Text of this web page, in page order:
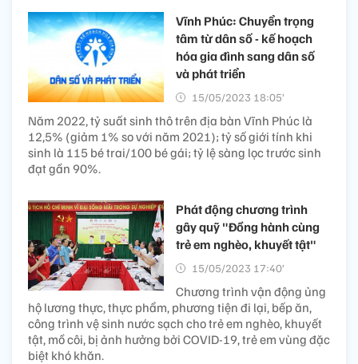
Vĩnh Phúc: Chuyển trọng
tâm từ dân số - kế hoạch
hóa gia đình sang dân số
và phát triển
15/05/2023 18:05’
Năm 2022, tỷ suất sinh thô trên địa bàn Vĩnh Phúc là
12,5% (giảm 1% so với năm 2021); tỷ số giới tính khi
sinh là 115 bé trai/100 bé gái; tỷ lệ sàng lọc trước sinh
đạt gần 90%.
Phát động chương trình
gây quỹ "Đồng hành cùng
trẻ em nghèo, khuyết tật"
15/05/2023 17:40’
Chương trình vận động ủng
hộ lương thực, thực phẩm, phương tiện đi lại, bếp ăn,
công trình vệ sinh nước sạch cho trẻ em nghèo, khuyết
tật, mồ côi, bị ảnh hưởng bởi COVID-19, trẻ em vùng đặc
biệt khó khăn.